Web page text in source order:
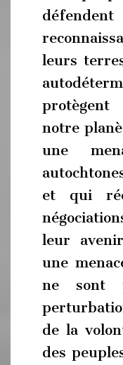
leurs
protègent
notre
une
et qui
leur
une
ne sont
de la
des